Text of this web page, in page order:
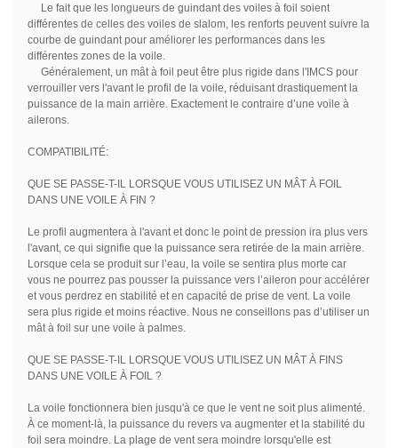
Le fait que les longueurs de guindant des voiles à foil soient
différentes de celles des voiles de slalom, les renforts peuvent suivre la
courbe de guindant pour améliorer les performances dans les
différentes zones de la voile.
Généralement, un mât à foil peut être plus rigide dans l'IMCS pour
verrouiller vers l'avant le profil de la voile, réduisant drastiquement la
puissance de la main arrière. Exactement le contraire d’une voile à
ailerons.
COMPATIBILITÉ:
QUE SE PASSE-T-IL LORSQUE VOUS UTILISEZ UN MÂT À FOIL
DANS UNE VOILE À FIN ?
Le profil augmentera à l'avant et donc le point de pression ira plus vers
l'avant, ce qui signifie que la puissance sera retirée de la main arrière.
Lorsque cela se produit sur l’eau, la voile se sentira plus morte car
vous ne pourrez pas pousser la puissance vers l’aileron pour accélérer
et vous perdrez en stabilité et en capacité de prise de vent. La voile
sera plus rigide et moins réactive. Nous ne conseillons pas d’utiliser un
mât à foil sur une voile à palmes.
QUE SE PASSE-T-IL LORSQUE VOUS UTILISEZ UN MÂT À FINS
DANS UNE VOILE À FOIL ?
La voile fonctionnera bien jusqu'à ce que le vent ne soit plus alimenté.
À ce moment-là, la puissance du revers va augmenter et la stabilité du
foil sera moindre. La plage de vent sera moindre lorsqu'elle est